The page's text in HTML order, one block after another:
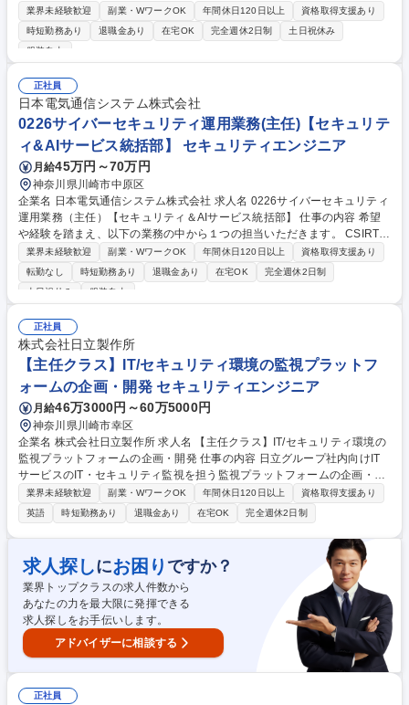
術とゼロトラストアーキテクチャを駆使し、「金融なのに自由で速い」イ
ンフラ環境を設計・実装する攻めのポジションです。 ■AWS・Azure・オ
ンプレを統合した高可用かつ高可観測なインフラの設計・構築と、IaCに
SaaSを快適に利用できる安全な開発専用環境（出島）の構築 ■SLO/SLIの
策定支援やDatadogによる監視の高度化、セキュリティガードレール実装
を通じたSREの実践 など 募集職種 【東京】インフラストラクチャエンジ
ニア/金融なのに自由で速いインフラ環境
業界未経験歓迎 副業・WワークOK 年間休日120日以上
資格取得支援あり
時短勤務あり
退職金あり 在宅OK 完全週休2日制
土日祝休み
服装自由
正社員
日本電気通信システム株式会社
0226サイバーセキュリティ運用業務(主任)【セキュリテ
ィ&AIサービス統括部】 セキュリティエンジニア
月給45万円～70万円
神奈川県川崎市中原区
企業名 日本電気通信システム株式会社 求人名 0226サイバーセキュリティ
運用業務（主任）【セキュリティ＆AIサービス統括部】 仕事の内容 希望
や経験を踏まえ、以下の業務の中から１つの担当いただきます。 CSIRT／
SOC運用業務として、NECグループおよびグループ外のお客様向けに、
インシデント対応や運用支援を行います。 また、Splunkを用いたダッシ
ュボードの設計・構築・運用・保守を担当し、脅威検知に関する知見を技
OC」における脅威インテリジェンス業務として、官公庁向けの分析・レ
ポーティングも行います。 案件は大企業・官公庁が中心で、NECグルー
プ内出向や客先常駐の可能性があります。1年後にはチームを牽引するリ
ーダーを期待します。 募集職種 0226サイバーセキュリティ運用業務（主
任）【セキュリティ＆AIサービス統括部】
業界未経験歓迎 副業・WワークOK 年間休日120日以上
資格取得支援あり
転勤なし
時短勤務あり 退職金あり 在宅OK
完全週休2日制
土日祝休み
服装自由
正社員
株式会社日立製作所
【主任クラス】IT/セキュリティ環境の監視プラットフ
ォームの企画・開発 セキュリティエンジニア
月給46万3000円～60万5000円
神奈川県川崎市幸区
企業名 株式会社日立製作所 求人名 【主任クラス】IT/セキュリティ環境の
監視プラットフォームの企画・開発 仕事の内容 日立グループ社内向けIT
サービスのIT・セキュリティ監視を担う監視プラットフォームの企画・開
発・運用の取り纏め業務を担当して頂きます。 施策の推進の中心的な役割
を担うポジションとなります。 【職務詳細】 ■現行のプラットフォームの
問題点・課題の明確化と、その解決に向けた技術的なアプロ―チの検討 ■
監視機能の強化・最適化を目的とした、機能エンハンスや運用自動化の検
討・開発 ■開発プロジェクトチーム、運用チームの取り纏め など 募集職
種 【主任クラス】IT/セキュリティ環境の監視プラットフォームの企画・
開発
業界未経験歓迎 副業・WワークOK 年間休日120日以上
資格取得支援あり
英語
時短勤務あり 退職金あり 在宅OK 完全週休2日制
求人探しにお困り ですか？
業界トップクラスの求人件数から
あなたの力を最大限に発揮できる
求人探しをお手伝いします。
アドバイザーに相談する
正社員